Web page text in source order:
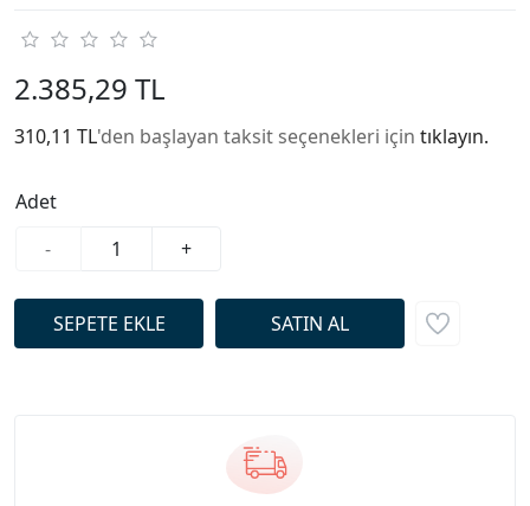
2.385,29 TL
310,11 TL'den başlayan taksit seçenekleri için tıklayın.
Adet
-
+